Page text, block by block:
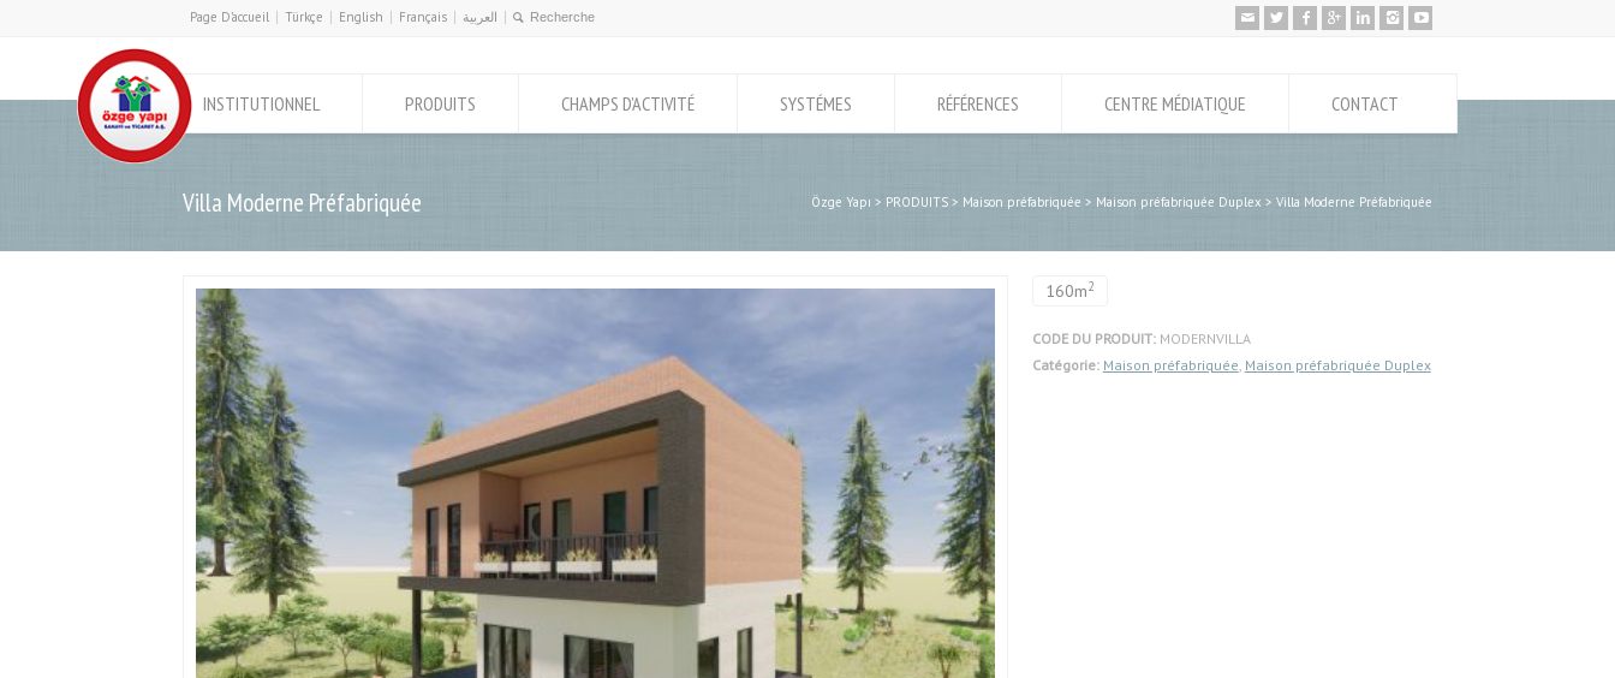
Page D’accueil Türkçe English Français العربية
INSTITUTIONNEL PRODUITS CHAMPS D’ACTIVITÉ SYSTÉMES RÉFÉRENCES CENTRE MÉDIATIQUE CONTACT
Villa Moderne Préfabriquée Özge Yapı > PRODUITS > Maison préfabriquée > Maison préfabriquée Duplex > Villa Moderne Préfabriquée
160m2
CODE DU PRODUIT:MODERNVILLA
Catégorie: Maison préfabriquée, Maison préfabriquée Duplex